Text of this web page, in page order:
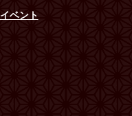
イベント